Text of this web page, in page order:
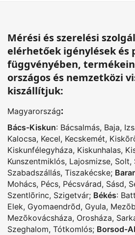
Mérési és szerelési
elérhetőek igénylések és
függvényében,
országos és nemzetközi
kiszállítjuk:
Magyarország:
Bács-Kiskun: Bácsalmás, Baja,
Kalocsa, Kecel, Kecskemét,
Kiskunfélegyháza, Kiskunhalas,
Kunszentmiklós, Lajosmizse, Solt,
Szabadszállás, Tiszakécske;
Mohács, Pécs, Pécsvárad, Sásd,
Szentlõrinc, Szigetvár; Békés:
Elek, Gyomaendrõd, Gyula,
Mezõkovácsháza, Orosháza,
Szeghalom, Tótkomlós; Borsod-